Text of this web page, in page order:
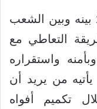
وبين الشعب
التعاطي مع
واستقراره
من يريد أن
تكميم أفواه